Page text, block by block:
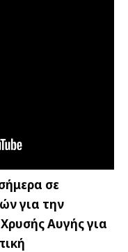
σε
για την
Αυγής για